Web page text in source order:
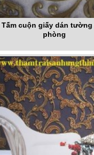
Tấm cuộn giấy dán tường
phòng